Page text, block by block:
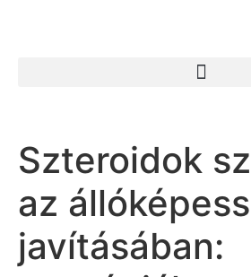
Szteroidok
az
javításában: